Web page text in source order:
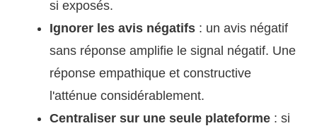
si exposés.
Ignorer les avis négatifs : un avis négatif
sans réponse amplifie le signal négatif. Une
réponse empathique et constructive
l'atténue considérablement.
Centraliser sur une seule plateforme : si